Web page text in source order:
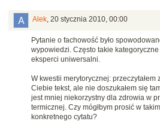
Alek, 20 stycznia 2010, 00:00
Pytanie o fachowość było
wypowiedzi. Często takie
eksperci uniwersalni.
W kwestii merytorycznej:
Ciebie tekst, ale nie doszukałem się
jest mniej niekorzystny dla zdrowia w
termicznej. Czy mógłbym prosić w
konkretnego cytatu?